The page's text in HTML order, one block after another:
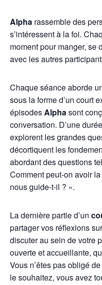
Alpha rassemble des
s’intéressent à la foi.
moment pour manger, se
avec les autres
Chaque séance aborde
sous la forme d’un court
épisodesAlphasont
conversation. D’une
explorent les grandes
décortiquent les
abordant des questions
Comment peut-on avoir
nous guide-t-il ? ».
La dernière partie d’un
partager vos réflexions
discuter au sein de votre
ouverte et accueillante,
Vous n’êtes pas obligé
le souhaitez, vous avez